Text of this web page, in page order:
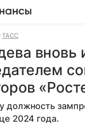
ТАСС
вновь
должность
2024 года.